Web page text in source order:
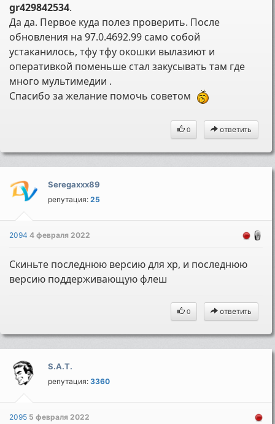
gr429842534.
Да да. Первое куда полез проверить. После
обновления на 97.0.4692.99 само собой
устаканилось, тфу тфу окошки вылазиют и
оперативкой поменьше стал закусывать там где
много мультимедии .
Спасибо за желание помочь советом
0 ответить
Seregaxxx89
репутация:25
20944 февраля 2022
Скиньте последнюю версию для хр, и последнюю
версию поддерживающую флеш
0 ответить
S.A.T.
репутация:3360
2095 5 февраля 2022